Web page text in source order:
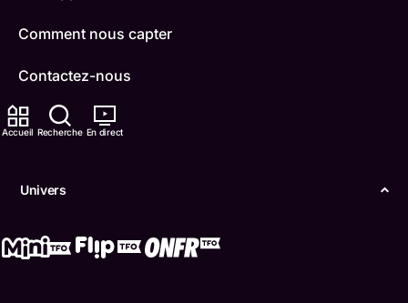
Accueil Recherche En direct
Univers
Comment nous capter
Contactez-nous
ONFR
Boukili
Conditions d'utilisation